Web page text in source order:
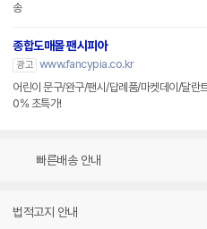
송
종합도매몰 팬시피아
광고 www.fancypia.co.kr
어린이 문구/완구/팬시/답례품/마켓데이/달
0% 초특가!
빠른배송 안내
법적고지 안내